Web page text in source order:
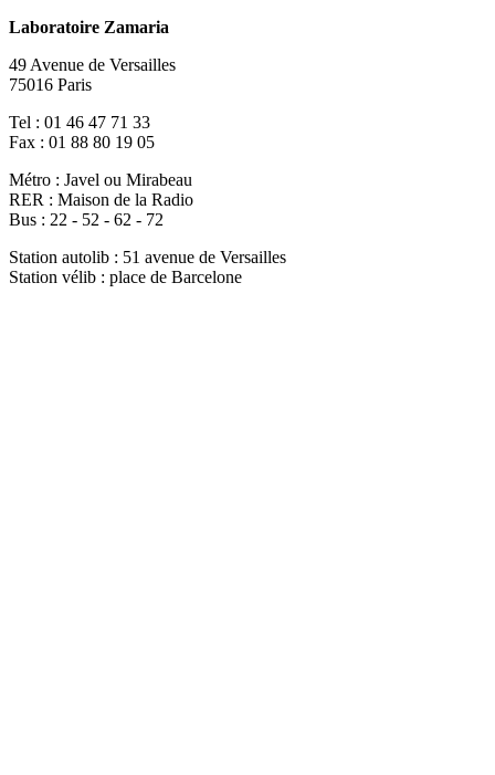
Laboratoire Zamaria
49 Avenue de Versailles
75016 Paris
Tel : 01 46 47 71 33
Fax : 01 88 80 19 05
Métro : Javel ou Mirabeau
RER : Maison de la Radio
Bus : 22 - 52 - 62 - 72
Station autolib : 51 avenue de Versailles
Station vélib : place de Barcelone